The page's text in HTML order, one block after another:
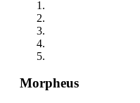
Morpheus